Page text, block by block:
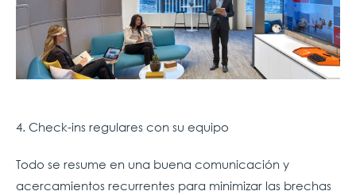
4. Check-ins regulares con su equipo
Todo se resume en una buena comunicación y
acercamientos recurrentes para minimizar las brechas